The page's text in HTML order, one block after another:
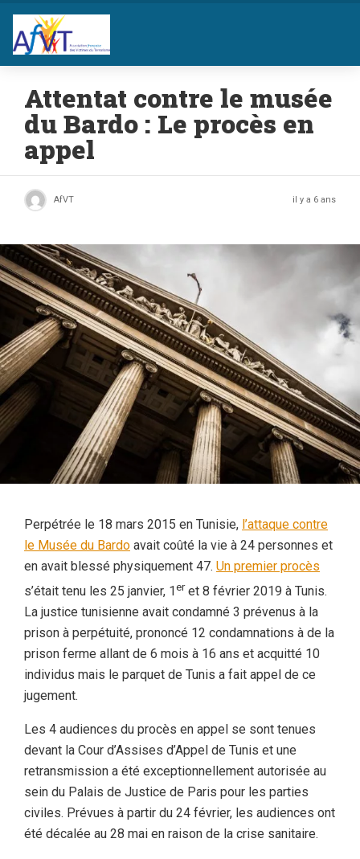
Attentat contre le musée
du Bardo : Le procès en
appel
AfVT il y a 6 ans
Perpétrée le 18 mars 2015 en Tunisie, l’attaque contre
le Musée du Bardo avait coûté la vie à 24 personnes et
en avait blessé physiquement 47. Un premier procès
s’était tenu les 25 janvier, 1 er et 8 février 2019 à Tunis.
La justice tunisienne avait condamné 3 prévenus à la
prison à perpétuité, prononcé 12 condamnations à de la
prison ferme allant de 6 mois à 16 ans et acquitté 10
individus mais le parquet de Tunis a fait appel de ce
jugement.
Les 4 audiences du procès en appel se sont tenues
devant la Cour d’Assises d’Appel de Tunis et une
retransmission a été exceptionnellement autorisée au
sein du Palais de Justice de Paris pour les parties
civiles. Prévues à partir du 24 février, les audiences ont
été décalée au 28 mai en raison de la crise sanitaire.